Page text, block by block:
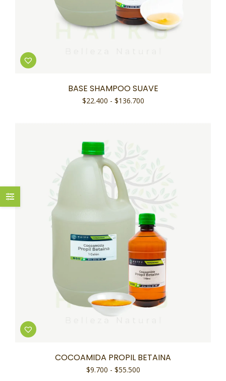
BASE SHAMPOO SUAVE
$22.400 - $136.700
COCOAMIDA PROPIL BETAINA
$9.700 - $55.500